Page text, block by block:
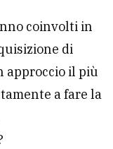
coinvolti in
di
approccio il più
a fare la